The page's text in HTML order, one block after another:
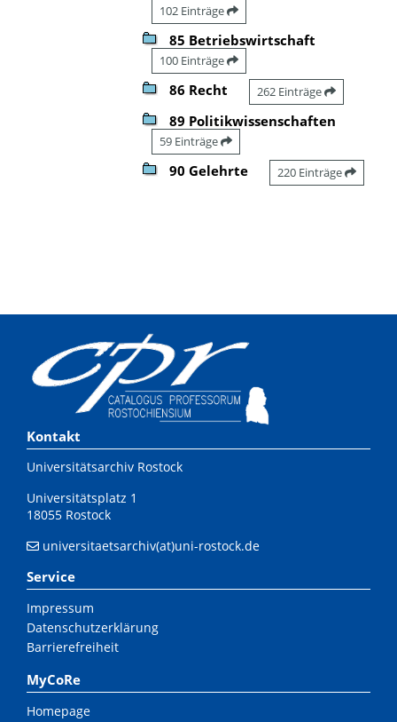
102 Einträge
85 Betriebswirtschaft
100 Einträge
86 Recht 262 Einträge
89 Politikwissenschaften
59 Einträge
90 Gelehrte 220 Einträge
Kontakt
Universitätsarchiv Rostock
Universitätsplatz 1
18055 Rostock
universitaetsarchiv(at)uni-rostock.de
Service
Impressum
Datenschutzerklärung
Barrierefreiheit
MyCoRe
Homepage